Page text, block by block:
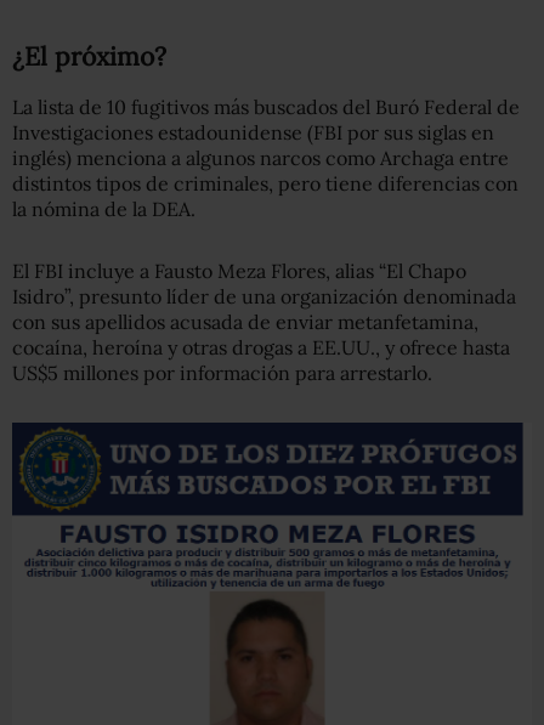
¿El próximo?
La lista de 10 fugitivos más buscados del Buró Federal de
Investigaciones estadounidense (FBI por sus siglas en
inglés) menciona a algunos narcos como Archaga entre
distintos tipos de criminales, pero tiene diferencias con
la nómina de la DEA.
El FBI incluye a Fausto Meza Flores, alias “El Chapo
Isidro”, presunto líder de una organización denominada
con sus apellidos acusada de enviar metanfetamina,
cocaína, heroína y otras drogas a EE.UU., y ofrece hasta
US$5 millones por información para arrestarlo.